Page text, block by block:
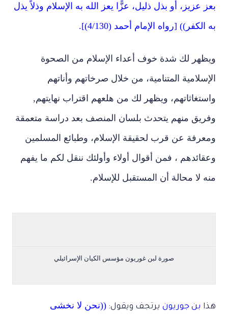
بعز عزيز، أو بذل ذليل، عزًّا يعز الله به الإسلام وذلاً يذل
به الكفر)) [رواه الإمام أحمد (4/130)].
ويظهر لك شدة خوف أعداء الإسلام من الصحوة
الإسلامية المتنامية، من خلال صرخاتهم وأناتهم
واستغاثاتهم، ويظهر لك من هلعهم اقتراب نهايتهم,
وفريق منهم يتحدث بلسان المنصف بعد دراسة متعمقة
ومعرفة عن قرب لحقيقة الإسلام، وطبائع المسلمين
وعقائدهم ، فمن أقوال أولاء وأولئك ننقل لكم ما يفهم
منه لا محالة أن المستقبل للإسلام.
صورة لبن غوريون مؤسس الكيان الإسرائيلي
هذا بن جوريون يرتجف ويقول: ((نحن لا نخشى